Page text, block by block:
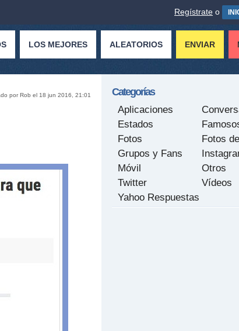
Regístrate o
LOS MEJORES ALEATORIOS ENVIAR
por Rob el 18 jun 2016, 21:01 Categorías
Aplicaciones
Estados
Fotos
Fotos
Grupos y Fans
Móvil
Otros
Twitter
Vídeos
Yahoo Respuestas